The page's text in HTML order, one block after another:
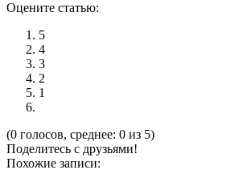
Оцените статью:
5
4
3
2
1
(0 голосов, среднее: 0 из 5)
Поделитесь с друзьями!
Похожие записи: